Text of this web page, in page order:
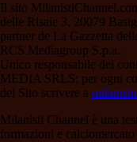
Il sito
delle Risaie 3, 20079
partner de La Gazzetta
RCS Mediagroup S.p.a..
Unico responsabile dei
MEDIA SRLS; per ogni
del Sito scrivere a
Milanisti Channel è una
formazioni e